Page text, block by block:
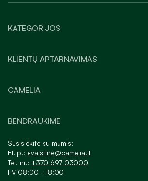
KATEGORIJOS
KLIENTŲ APTARNAVIMAS
CAMELIA
BENDRAUKIME
Susisiekite su mumis:
El. p.: evaistine@camelia.lt
Tel. nr.: +370 697 03000
I-V 08:00 - 18:00